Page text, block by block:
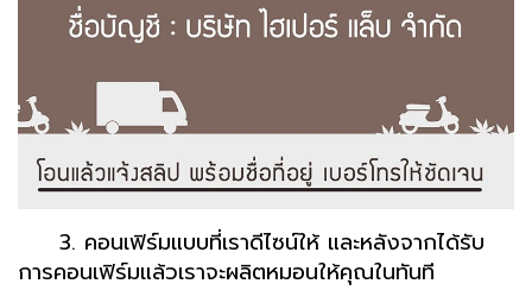
3. คอนเฟิร์มแบบที่เราดีไซน์ให้ และหลังจากได้รับ
การคอนเฟิร์มแล้วเราจะผลิตหมอนให้คุณในทันที